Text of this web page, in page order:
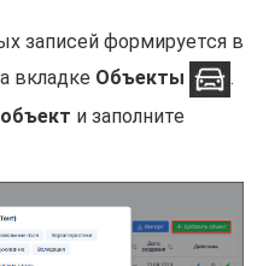
записей формируется в
вкладке Объекты
.
и заполните